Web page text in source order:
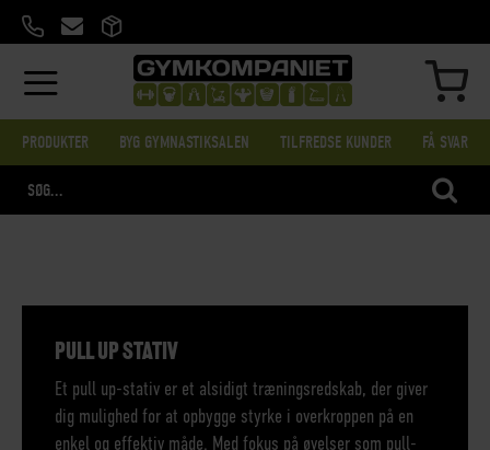
TO
PRODUKTER BYG GYMNASTIKSALEN TILFREDSE KUNDER FÅ SVAR
PULL UP STATIV
Et pull up-stativ er et alsidigt træningsredskab, der giver
dig mulighed for at opbygge styrke i overkroppen på en
enkel og effektiv måde. Med fokus på øvelser som pull-